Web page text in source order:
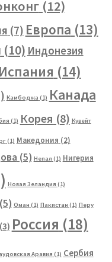
(12)
(7) Европа (13)
(10) Индонезия
Испания (14)
Камбоджа (1) Канада
(1) Корея (8) Кувейт
(1) Македония (2)
(5) Непал (1) Нигерия
Новая Зеландия (1)
(5) Оман (1) Пакистан (1) Перу
(3) Россия (18)
Аравия (1) Сербия